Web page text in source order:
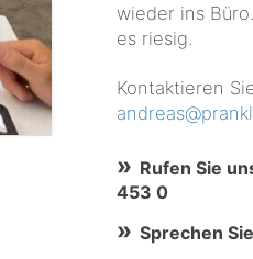
wieder ins
es riesig.
Kontaktieren
Rufen Sie
453 0
Sprechen